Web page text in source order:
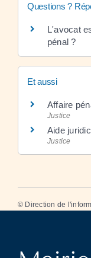
Questions ?
L'avocat
pénal ?
Et aussi
Affaire
Justice
Aide
Justice
© Direction de